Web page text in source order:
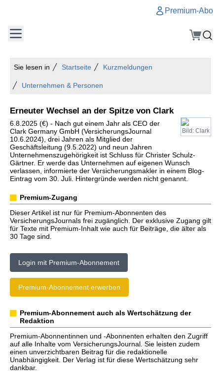
Premium-Abo
Sie lesen in Startseite Kurzmeldungen
Unternehmen & Personen
Erneuter Wechsel an der Spitze von Clark
Bild: Clark
6.8.2025 (€) - Nach gut einem Jahr als CEO der
Clark Germany GmbH (VersicherungsJournal
10.6.2024), drei Jahren als Mitglied der
Geschäftsleitung (9.5.2022) und neun Jahren
Unternehmenszugehörigkeit ist Schluss für Christer Schulz-
Gärtner. Er werde das Unternehmen auf eigenen Wunsch
verlassen, informierte der Versicherungsmakler in einem Blog-
Eintrag vom 30. Juli. Hintergründe werden nicht genannt.
Premium-Zugang
Dieser Artikel ist nur für Premium-Abonnenten des
VersicherungsJournals frei zugänglich. Der exklusive Zugang gilt
für Texte mit Premium-Inhalt wie auch für Beiträge, die älter als
30 Tage sind.
Login mit Premium-Abonnement
Premium-Abonnement erwerben
Premium-Abonnement auch als Wertschätzung der
Redaktion
Premium-Abonnentinnen und -Abonnenten erhalten den Zugriff
auf alle Inhalte vom VersicherungsJournal. Sie leisten zudem
einen unverzichtbaren Beitrag für die redaktionelle
Unabhängigkeit. Der Verlag ist für diese Wertschätzung sehr
dankbar.